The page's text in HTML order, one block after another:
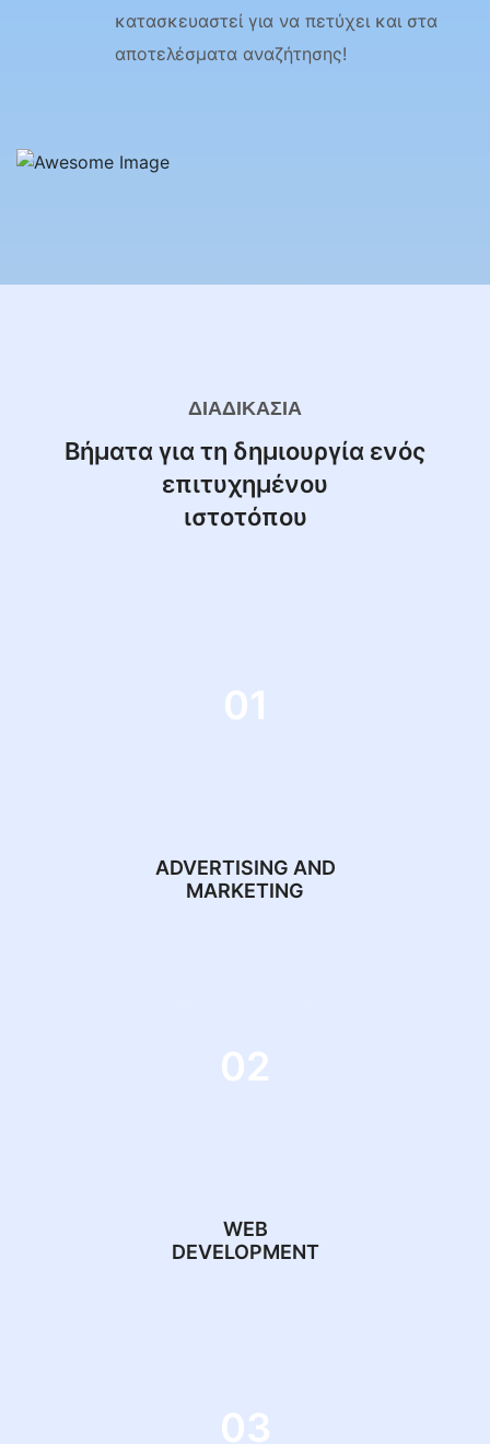
κατασκευαστεί για να πετύχει και στα
αποτελέσματα αναζήτησης!
ΔΙΑΔΙΚΑΣΊΑ
Βήματα για τη δημιουργία ενός
επιτυχημένου
ιστοτόπου
01
ADVERTISING AND
MARKETING
02
WEB
DEVELOPMENT
03